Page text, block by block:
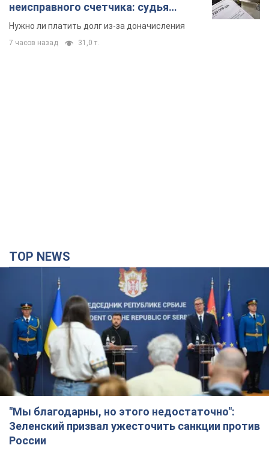
неисправного счетчика: судья
вынес неожиданное решение
Нужно ли платить долг из-за доначисления
7 часов назад 31,0 т.
TOP NEWS
"Мы благодарны, но этого недостаточно":
Зеленский призвал ужесточить санкции против
России